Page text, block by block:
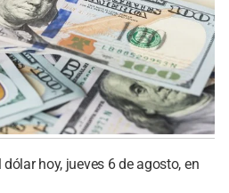
hoy, jueves 6 de agosto, en